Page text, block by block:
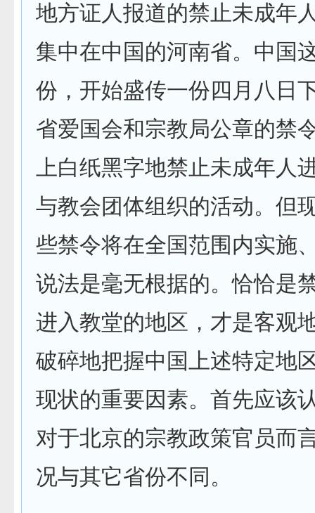
地方证人报道的禁止未成年
集中在中国的河南省。中国
份，开始盛传一份四月八日
省爱国会和宗教局公章的禁
上白纸黑字地禁止未成年人
与教会团体组织的活动。但
些禁令将在全国范围内实施
说法是毫无根据的。恰恰是
进入教堂的地区，才是客观
破碎地把握中国上述特定地
现状的重要因素。首先应该
对于北京的宗教政策官员而
况与其它省份不同。